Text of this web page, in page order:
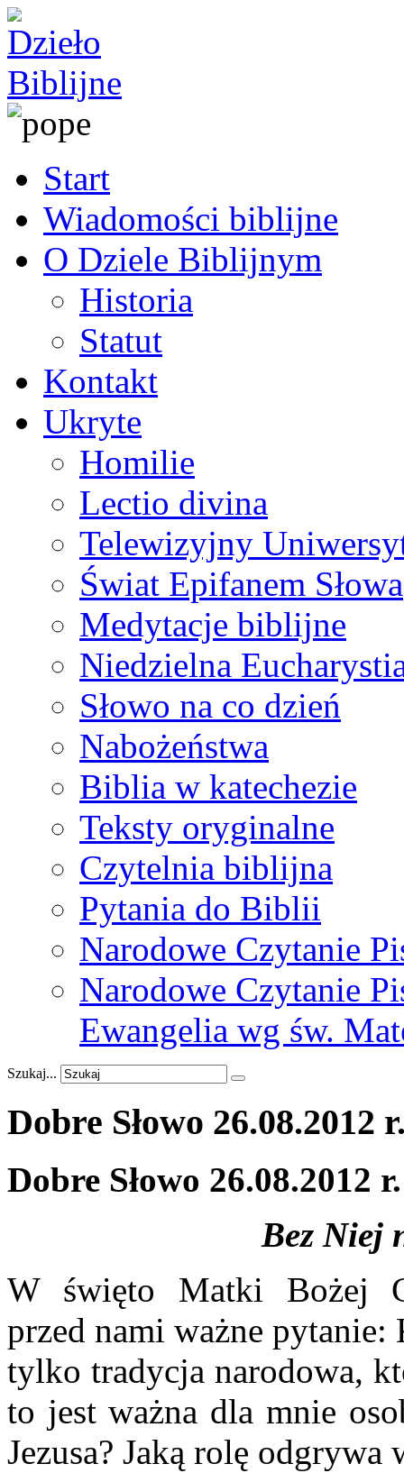
Start
Wiadomości biblijne
O Dziele Biblijnym
Historia
Statut
Kontakt
Ukryte
Homilie
Lectio divina
Telewizyjny
Świat Epifanem Słowa
Medytacje biblijne
Niedzielna
Słowo na co dzień
Nabożeństwa
Biblia w katechezie
Teksty oryginalne
Czytelnia biblijna
Pytania do Biblii
Narodowe Czytanie
Narodowe Czytanie
Ewangelia wg św.
Szukaj...
Dobre Słowo 26.08.2012
Dobre Słowo 26.08.2012 r.
Bez Niej
W święto Matki Bożej
przed nami ważne
tylko tradycja narodowa,
to jest ważna dla mnie
Jezusa? Jaką rolę